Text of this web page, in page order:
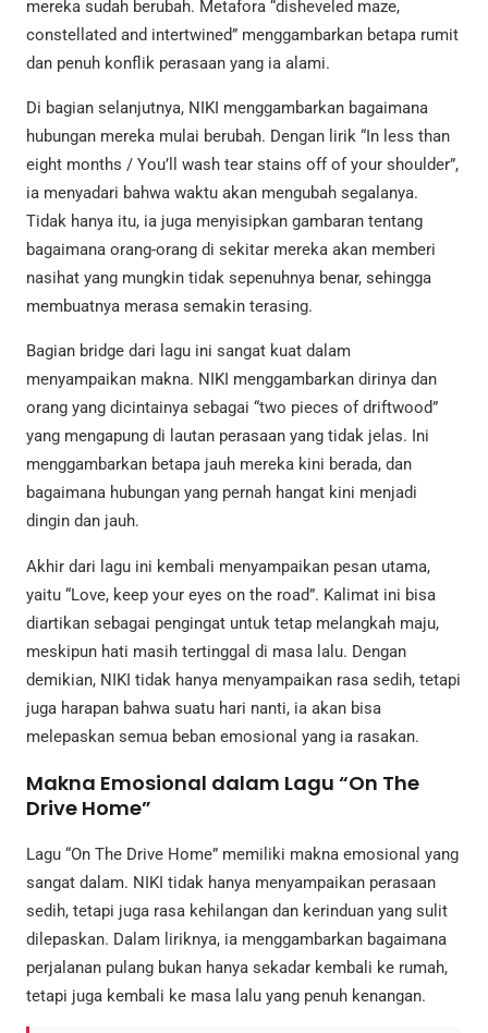
mereka sudah berubah. Metafora “disheveled maze,
constellated and intertwined” menggambarkan betapa rumit
dan penuh konflik perasaan yang ia alami.
Di bagian selanjutnya, NIKI menggambarkan bagaimana
hubungan mereka mulai berubah. Dengan lirik “In less than
eight months / You’ll wash tear stains off of your shoulder”,
ia menyadari bahwa waktu akan mengubah segalanya.
Tidak hanya itu, ia juga menyisipkan gambaran tentang
bagaimana orang-orang di sekitar mereka akan memberi
nasihat yang mungkin tidak sepenuhnya benar, sehingga
membuatnya merasa semakin terasing.
Bagian bridge dari lagu ini sangat kuat dalam
menyampaikan makna. NIKI menggambarkan dirinya dan
orang yang dicintainya sebagai “two pieces of driftwood”
yang mengapung di lautan perasaan yang tidak jelas. Ini
menggambarkan betapa jauh mereka kini berada, dan
bagaimana hubungan yang pernah hangat kini menjadi
dingin dan jauh.
Akhir dari lagu ini kembali menyampaikan pesan utama,
yaitu “Love, keep your eyes on the road”. Kalimat ini bisa
diartikan sebagai pengingat untuk tetap melangkah maju,
meskipun hati masih tertinggal di masa lalu. Dengan
demikian, NIKI tidak hanya menyampaikan rasa sedih, tetapi
juga harapan bahwa suatu hari nanti, ia akan bisa
melepaskan semua beban emosional yang ia rasakan.
Makna Emosional dalam Lagu “On The
Drive Home”
Lagu “On The Drive Home” memiliki makna emosional yang
sangat dalam. NIKI tidak hanya menyampaikan perasaan
sedih, tetapi juga rasa kehilangan dan kerinduan yang sulit
dilepaskan. Dalam liriknya, ia menggambarkan bagaimana
perjalanan pulang bukan hanya sekadar kembali ke rumah,
tetapi juga kembali ke masa lalu yang penuh kenangan.